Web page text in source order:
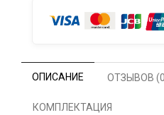
ОПИСАНИЕ ОТЗЫВОВ
КОМПЛЕКТАЦИЯ